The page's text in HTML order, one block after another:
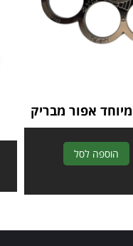
אפור מבריק
הוספה לסל
l
e
n